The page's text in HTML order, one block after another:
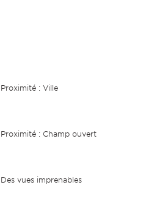
Proximité : Ville
Proximité : Champ ouvert
Des vues imprenables